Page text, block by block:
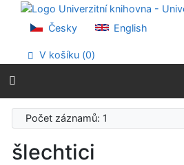
Přejít na obsah
Přejít na menu
Prohlášení o webové přístupnosti
Česky English
V košíku (0)
Počet záznamů: 1
šlechtici